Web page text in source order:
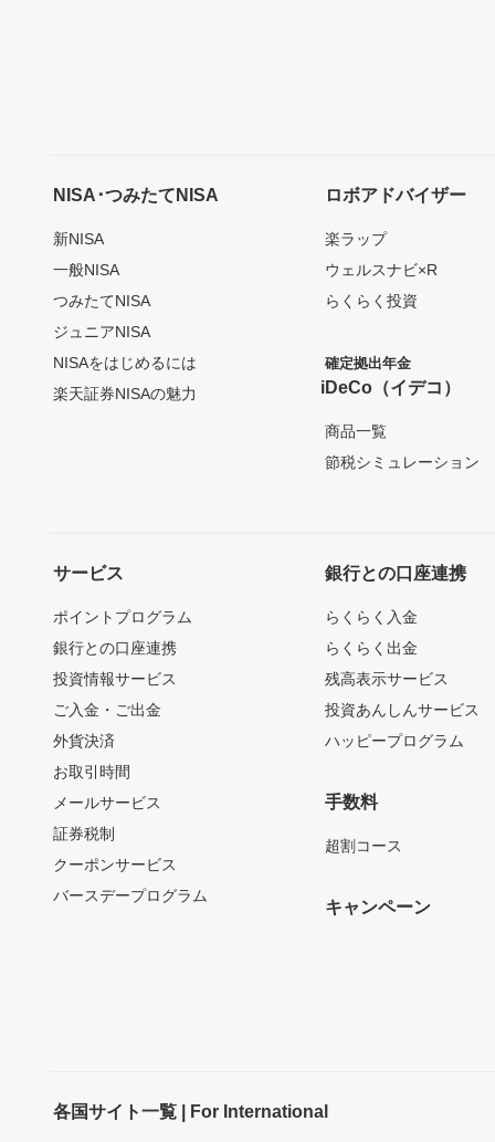
NISA･つみたてNISA
新NISA
一般NISA
つみたてNISA
ジュニアNISA
NISAをはじめるには
楽天証券NISAの魅力
ロボアドバイザー
楽ラップ
ウェルスナビ×R
らくらく投資
確定拠出年金
iDeCo（イデコ）
商品一覧
節税シミュレーション
サービス
ポイントプログラム
銀行との口座連携
投資情報サービス
ご入金・ご出金
外貨決済
お取引時間
メールサービス
証券税制
クーポンサービス
バースデープログラム
銀行との口座連携
らくらく入金
らくらく出金
残高表示サービス
投資あんしんサービス
ハッピープログラム
手数料
超割コース
キャンペーン
各国サイト一覧 | For International